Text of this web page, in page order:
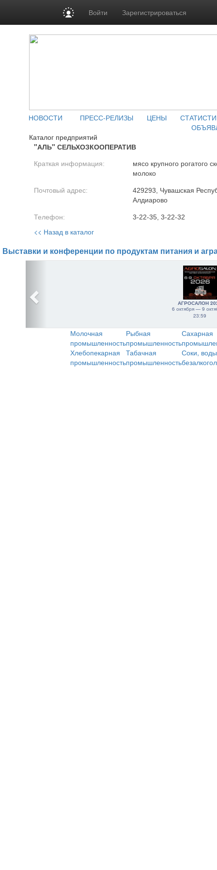
Войти Зарегистрироваться
НОВОСТИ ПРЕСС-РЕЛИЗЫ ЦЕНЫ
Каталог предприятий
"АЛЬ" СЕЛЬХОЗКООПЕРАТИВ
Краткая информация:
мясо крупного рогатого
молоко
Почтовый адрес:
429293, Чувашская
Алдиарово
Телефон: 3-22-35, 3-22-32
<< Назад в каталог
Выставки и конференции по продуктам питания и
АГРОСАЛОН
6 октября — 9
23:59
Молочная
промышленность
Рыбная
промышленность
Сахарная
Хлебопекарная
промышленность
Табачная
промышленность
Соки,